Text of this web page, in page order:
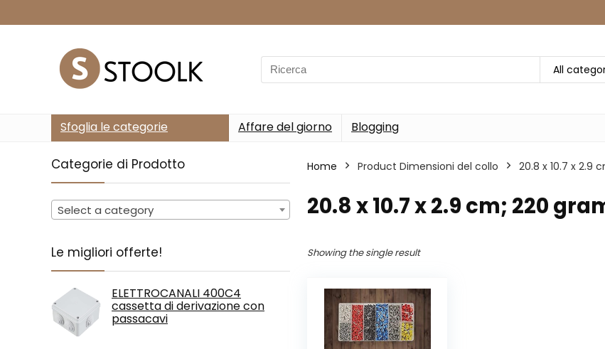
Search
for:
All
Sfoglia le categorie Affare del giorno Blogging
Categorie di Prodotto
Select a category
Le migliori offerte!
ELETTROCANALI 400C4
cassetta di derivazione con
passacavi
Home Product Dimensioni del collo ‎20.8 x 10.7 x 2.9
‎20.8 x 10.7 x 2.9 cm; 220
Showing the single result